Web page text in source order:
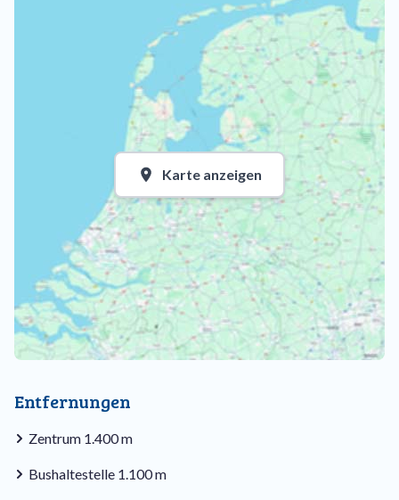
Karte anzeigen
Entfernungen
Zentrum 1.400 m
Bushaltestelle 1.100 m